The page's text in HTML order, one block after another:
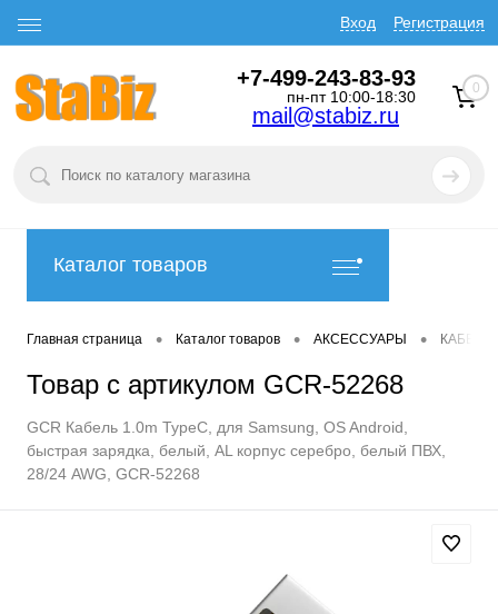
Вход Регистрация
+7-499-243-83-93
пн-пт 10:00-18:30
mail@stabiz.ru
0
Каталог товаров
Главная страница • Каталог товаров • АКСЕССУАРЫ •
Товар с артикулом GCR-52268
GCR Кабель 1.0m TypeC, для Samsung, ОS Android,
быстрая зарядка, белый, AL корпус серебро, белый ПВХ,
28/24 AWG, GCR-52268